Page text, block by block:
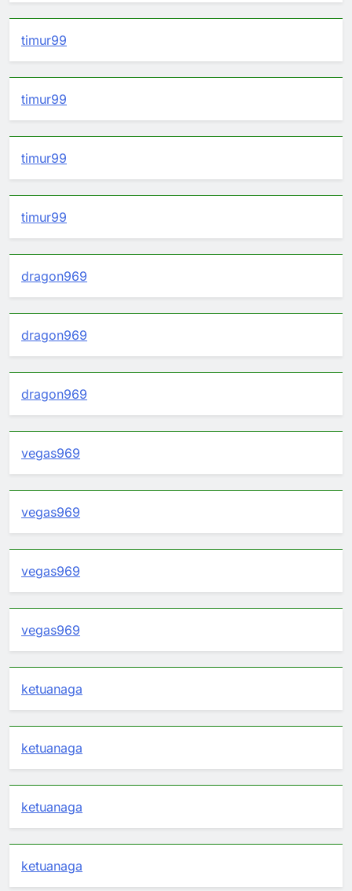
timur99
timur99
timur99
timur99
dragon969
dragon969
dragon969
vegas969
vegas969
vegas969
vegas969
ketuanaga
ketuanaga
ketuanaga
ketuanaga